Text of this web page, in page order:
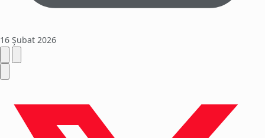
16 Şubat 2026